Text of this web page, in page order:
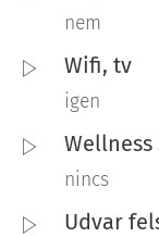
nem
Wifi, tv
igen
nincs
Udvar